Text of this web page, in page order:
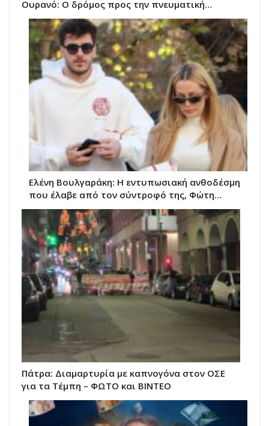
Ουρανό: Ο δρόμος προς την πνευματική…
Ελένη Βουλγαράκη: Η εντυπωσιακή ανθοδέσμη
που έλαβε από τον σύντροφό της, Φώτη…
Πάτρα: Διαμαρτυρία με καπνογόνα στον ΟΣΕ
για τα Τέμπη – ΦΩΤΟ και ΒΙΝΤΕΟ